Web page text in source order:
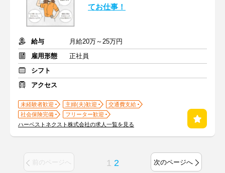
てお仕事！
給与
月給20万～25万円
雇用形態
正社員
シフト
アクセス
未経験者歓迎 主婦(夫)歓迎
交通費支給
社会保険完備
フリーター歓迎
ハーベストネクスト株式会社の求人一覧を見る
前のページへ 1 2 次のページへ